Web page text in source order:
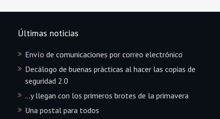
Últimas noticias
Envío de comunicaciones por correo electrónico
Decálogo de buenas prácticas al hacer las copias de
seguridad 2.0
…y llegan con los primeros brotes de la primavera
Una postal para todos